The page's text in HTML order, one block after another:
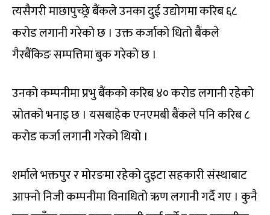
त्यसैगरी माछापुच्छ्रे बैंकले उनका दुई उद्योगमा करिब ६८
करोड लगानी गरेको छ । उक्त कर्जाको धितो बैंकले
गैरबैंकिङ सम्पत्तिमा बुक गरेको छ ।
उनको कम्पनीमा प्रभु बैंकको करिब ४० करोड लगानी रहेको
स्रोतको भनाइ छ । यसबाहेक एनएमबी बैंकले पनि करिब ८
करोड कर्जा लगानी गरेको थियो ।
शर्माले भक्तपुर र मोरङमा रहेको दुइटा सहकारी संस्थाबाट
आफ्नो निजी कम्पनीमा विनाधितो ऋण लगानी गर्दै गए । कुनै